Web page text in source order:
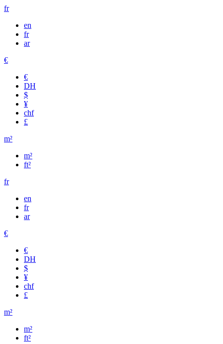
fr
en
fr
ar
€
€
DH
$
¥
chf
£
m²
m²
ft²
fr
en
fr
ar
€
€
DH
$
¥
chf
£
m²
m²
ft²